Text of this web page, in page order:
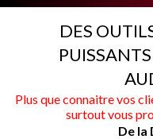
DES
Plus que connaitre vos
surtout vous
De la